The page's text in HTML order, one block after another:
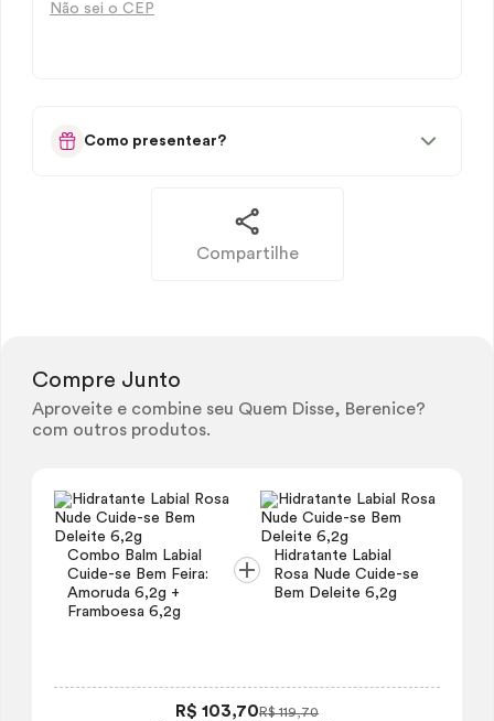
Não sei o CEP
Como presentear?
Compartilhe
Compre Junto
Aproveite e combine seu Quem Disse, Berenice?
com outros produtos.
Combo Balm Labial
Cuide-se Bem Feira:
Amoruda 6,2g +
Framboesa 6,2g
Hidratante Labial
Rosa Nude Cuide-se
Bem Deleite 6,2g
R$ 119,70
R$ 103,70